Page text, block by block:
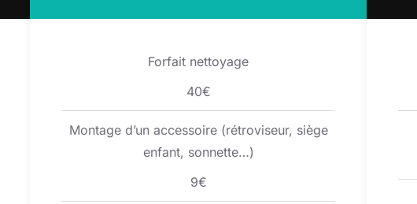
Forfait nettoyage
40€
Montage d’un accessoire (rétroviseur, siège
enfant, sonnette…)
9€